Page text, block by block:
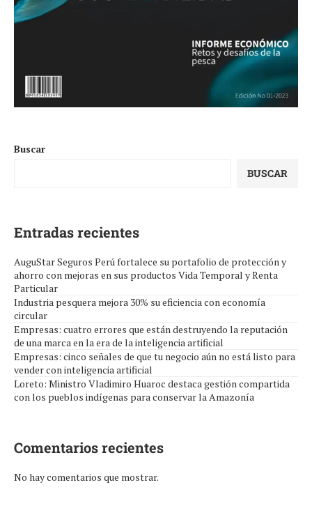
Buscar
BUSCAR
Entradas recientes
AuguStar Seguros Perú fortalece su portafolio de protección y
ahorro con mejoras en sus productos Vida Temporal y Renta
Particular
Industria pesquera mejora 30% su eficiencia con economía
circular
Empresas: cuatro errores que están destruyendo la reputación
de una marca en la era de la inteligencia artificial
Empresas: cinco señales de que tu negocio aún no está listo para
vender con inteligencia artificial
Loreto: Ministro Vladimiro Huaroc destaca gestión compartida
con los pueblos indígenas para conservar la Amazonía
Comentarios recientes
No hay comentarios que mostrar.